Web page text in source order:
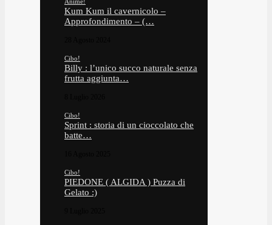
Kum Kum il cavernicolo –
Approfondimento – (…
Cibo!
Billy : l’unico succo naturale senza
frutta aggiunta…
Cibo!
Sprint : storia di un cioccolato che
batte…
Cibo!
PIEDONE ( ALGIDA ) Puzza di
Gelato :)